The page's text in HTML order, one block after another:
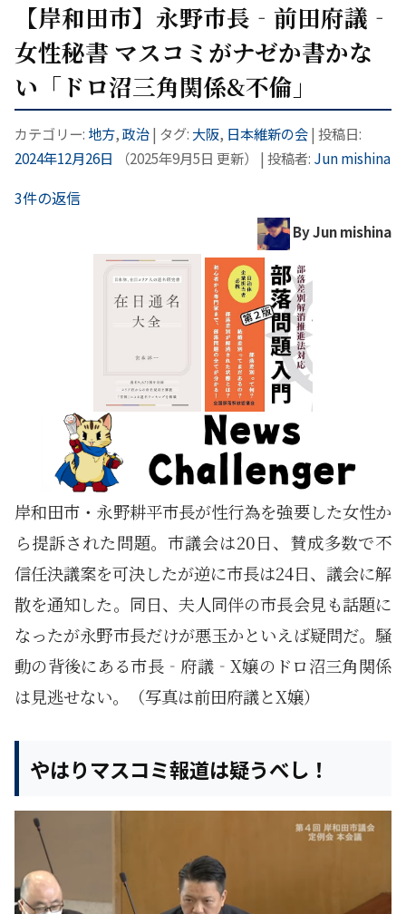
【岸和田市】永野市長‐前田府議‐
女性秘書 マスコミがナゼか書かな
い「ドロ沼三角関係&不倫」
カテゴリー: 地方,政治| タグ: 大阪, 日本維新の会| 投稿日:
2024年12月26日
（2025年9月5日 更新） | 投稿者: Jun mishina
3件の返信
By Jun mishina
岸和田市・永野耕平市長が性行為を強要した女性か
ら提訴された問題。市議会は20日、賛成多数で不
信任決議案を可決したが逆に市長は24日、議会に解
散を通知した。同日、夫人同伴の市長会見も話題に
なったが永野市長だけが悪玉かといえば疑問だ。騒
動の背後にある市長‐府議‐X嬢のドロ沼三角関係
は見逃せない。（写真は前田府議とX嬢）
やはりマスコミ報道は疑うべし！